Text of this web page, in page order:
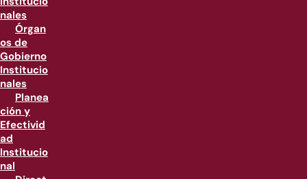
nales
Órgan
os de
Gobierno
Institucio
nales
Planea
ción y
Efectivid
ad
Institucio
nal